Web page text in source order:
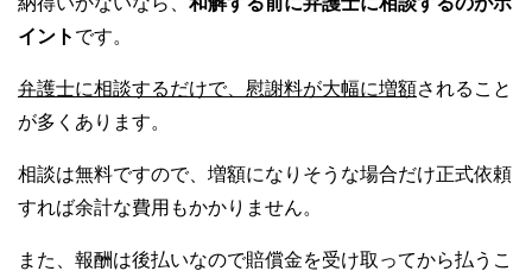
イント です。
弁護士に相談するだけで、慰謝料が大幅に増額されること
が多くあります。
相談は無料ですので、増額になりそうな場合だけ正式依頼
すれば余計な費用もかかりません。
また、報酬は後払いなので賠償金を受け取ってから払うこ